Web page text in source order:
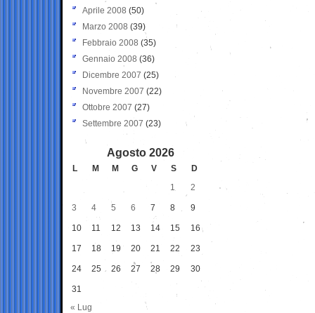
Aprile 2008 (50)
Marzo 2008 (39)
Febbraio 2008 (35)
Gennaio 2008 (36)
Dicembre 2007 (25)
Novembre 2007 (22)
Ottobre 2007 (27)
Settembre 2007 (23)
Agosto 2026
L M M G V S
D
1
2
3 4 5 6 7 8 9
10 11 12 13 14 15 16
17 18 19 20 21 22 23
24 25 26 27 28 29 30
31
« Lug